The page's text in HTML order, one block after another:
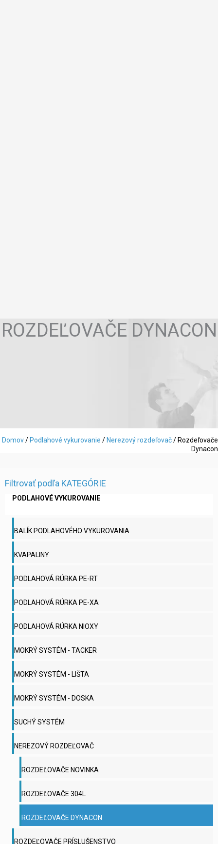
ROZDEĽOVAČE DYNACON
Domov/Podlahové vykurovanie /Nerezový rozdeľovač/ Rozdeľovače
Dynacon
Filtrovať podľa KATEGÓRIE
PODLAHOVÉ VYKUROVANIE
BALÍK PODLAHOVÉHO VYKUROVANIA
KVAPALINY
PODLAHOVÁ RÚRKA PE-RT
PODLAHOVÁ RÚRKA PE-XA
PODLAHOVÁ RÚRKA NIOXY
MOKRÝ SYSTÉM - TACKER
MOKRÝ SYSTÉM - LIŠTA
MOKRÝ SYSTÉM - DOSKA
SUCHÝ SYSTÉM
NEREZOVÝ ROZDEĽOVAČ
ROZDEĽOVAČE NOVINKA
ROZDEĽOVAČE 304L
ROZDEĽOVAČE DYNACON
ROZDEĽOVAČE PRÍSLUŠENSTVO